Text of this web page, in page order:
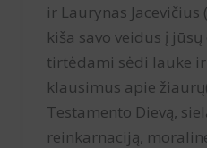
ir Laurynas
kiša savo veidus į
tirtėdami sėdi lauke
klausimus apie
Testamento Dievą,
reinkarnaciją,